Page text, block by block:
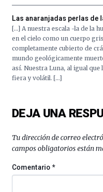
Las anaranjadas perlas de
[…] A nuestra escala -la de la
en el cielo como un cuerpo
completamente cubierto de
mundo geológicamente
así. Nuestra Luna, al igual
fiera y volátil. […]
DEJA UNA
Tu dirección de correo
campos obligatorios están
Comentario*